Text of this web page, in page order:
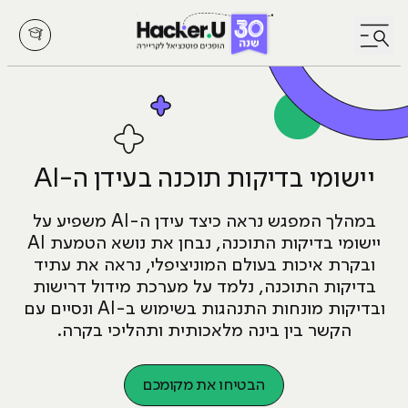
לחץ לפתיחת/סגירת תפריט
יישומי בדיקות תוכנה בעידן ה-AI
במהלך המפגש נראה כיצד עידן ה-AI משפיע על
יישומי בדיקות התוכנה, נבחן את נושא הטמעת AI
ובקרת איכות בעולם המוניציפלי, נראה את עתיד
בדיקות התוכנה, נלמד על מערכת מידול דרישות
ובדיקות מונחות התנהגות בשימוש ב-AI ונסיים עם
הקשר בין בינה מלאכותית ותהליכי בקרה.
הבטיחו את מקומכם